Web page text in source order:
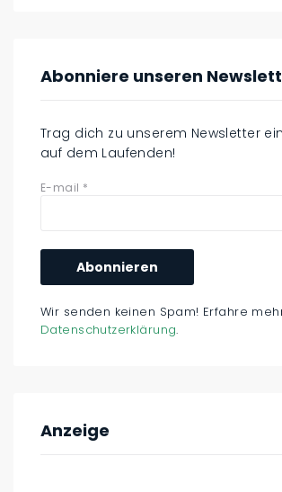
Abonniere unseren
Trag dich zu unserem Newsletter
auf dem Laufenden!
E-mail *
Wir senden keinen Spam! Erfahre
Datenschutzerklärung.
Anzeige